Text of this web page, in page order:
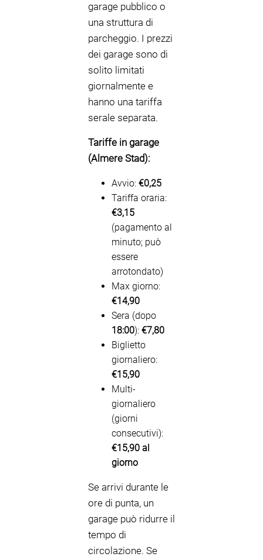
garage pubblico o
una struttura di
parcheggio. I prezzi
dei garage sono di
solito limitati
giornalmente e
hanno una tariffa
serale separata.
Tariffe in garage
(Almere Stad):
Avvio: €0,25
Tariffa oraria:
€3,15
(pagamento al
minuto; può
essere
arrotondato)
Max giorno:
€14,90
Sera (dopo
18:00): €7,80
Biglietto
giornaliero:
€15,90
Multi-
giornaliero
(giorni
consecutivi):
€15,90 al
giorno
Se arrivi durante le
ore di punta, un
garage può ridurre il
tempo di
circolazione. Se